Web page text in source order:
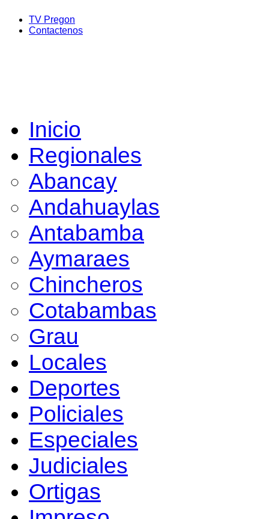
TV Pregon
Contactenos
Inicio
Regionales
Abancay
Andahuaylas
Antabamba
Aymaraes
Chincheros
Cotabambas
Grau
Locales
Deportes
Policiales
Especiales
Judiciales
Ortigas